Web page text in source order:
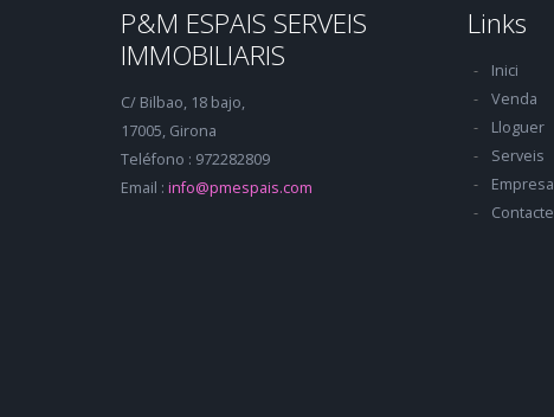
P&M ESPAIS SERVEIS
IMMOBILIARIS
C/ Bilbao, 18 bajo,
17005, Girona
Teléfono : 972282809
Email : info@pmespais.com
Links
Inici
Venda
Lloguer
Serveis
Empresa
Contacte